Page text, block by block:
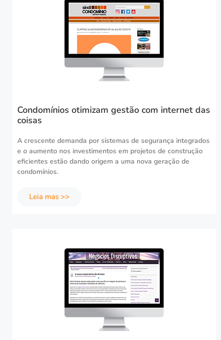
Condomínios otimizam gestão com internet das
coisas
A crescente demanda por sistemas de segurança integrados
e o aumento nos investimentos em projetos de construção
eficientes estão dando origem a uma nova geração de
condomínios.
Leia mas >>